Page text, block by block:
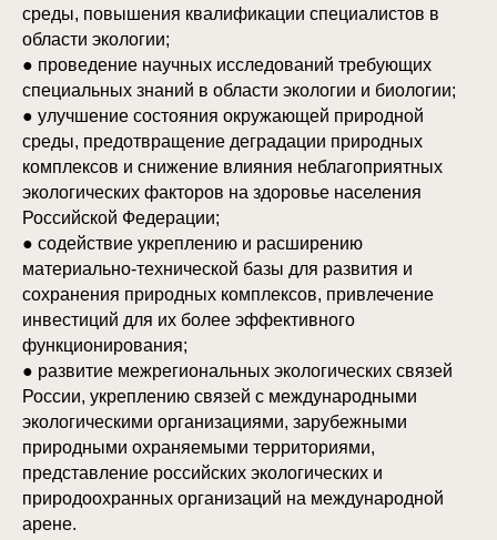
среды, повышения квалификации специалистов в
области экологии;
● проведение научных исследований требующих
специальных знаний в области экологии и биологии;
● улучшение состояния окружающей природной
среды, предотвращение деградации природных
комплексов и снижение влияния неблагоприятных
экологических факторов на здоровье населения
Российской Федерации;
● содействие укреплению и расширению
материально-технической базы для развития и
сохранения природных комплексов, привлечение
инвестиций для их более эффективного
функционирования;
● развитие межрегиональных экологических связей
России, укреплению связей с международными
экологическими организациями, зарубежными
природными охраняемыми территориями,
представление российских экологических и
природоохранных организаций на международной
арене.